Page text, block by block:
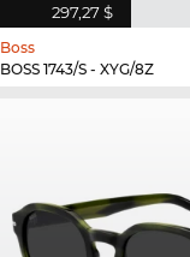
297,27 $
Boss
BOSS 1743/S - XYG/8Z